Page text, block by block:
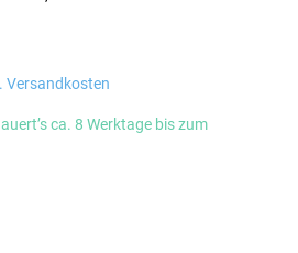
Versandkosten
ca. 8 Werktage bis zum